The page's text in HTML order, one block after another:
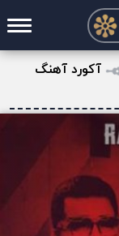
آکورد آهنگ